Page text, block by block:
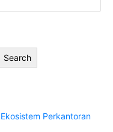
Search
Perkantoran